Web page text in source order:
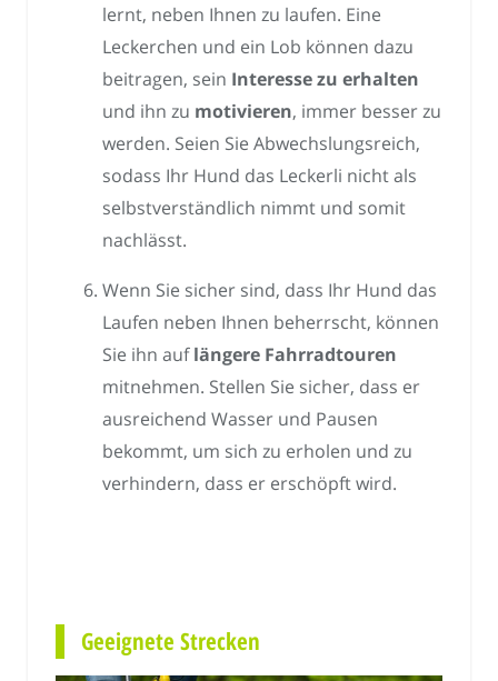
lernt, neben Ihnen zu laufen. Eine
Leckerchen und ein Lob können dazu
beitragen, sein Interesse zu erhalten
und ihn zu motivieren, immer besser zu
werden. Seien Sie Abwechslungsreich,
sodass Ihr Hund das Leckerli nicht als
selbstverständlich nimmt und somit
nachlässt.
Wenn Sie sicher sind, dass Ihr Hund das
Laufen neben Ihnen beherrscht, können
Sie ihn auflängere Fahrradtouren
mitnehmen. Stellen Sie sicher, dass er
ausreichend Wasser und Pausen
bekommt, um sich zu erholen und zu
verhindern, dass er erschöpft wird.
Geeignete Strecken